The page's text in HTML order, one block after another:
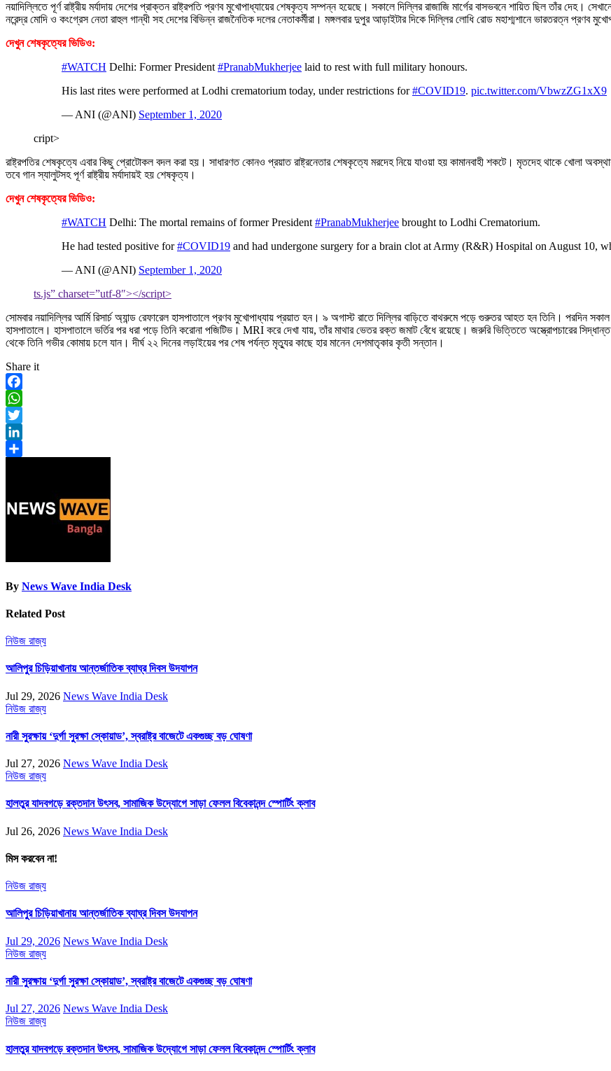
নয়াদিল্লিতে পূর্ণ রাষ্ট্রীয় মর্যাদায় দেশের প্রাক্তন রাষ্ট্রপতি প্রণব মুখোপাধ্যায়ের শেষকৃত্য সম্পন্ন হয়েছে। সকালে দিল্লির রাজাজি মার্গের বাসভবনে শায়িত ছিল তাঁর দেহ। সেখানে
নরেন্দ্র মোদি ও কংগ্রেস নেতা রাহুল গান্ধী সহ দেশের বিভিন্ন রাজনৈতিক দলের নেতাকর্মীরা। মঙ্গলবার দুপুর আড়াইটার দিকে দিল্লির লোধি রোড মহাশ্মশানে ভারতরত্ন প্রণব
দেখুন শেষকৃত্যের ভিডিও:
#WATCH Delhi: Former President #PranabMukherjee laid to rest with full military honours.
His last rites were performed at Lodhi crematorium today, under restrictions for#COVID19. pic.twitter.com/VbwzZG1xX9
— ANI (@ANI) September 1, 2020
cript>
রাষ্ট্রপতির শেষকৃত্যে এবার কিছু প্রোটোকল বদল করা হয়। সাধারণত কোনও প্রয়াত রাষ্ট্রনেতার শেষকৃত্যে মরদেহ নিয়ে যাওয়া হয় কামানবাহী শকটে। মৃতদেহ থাকে খোলা
তবে গান স্যালুটসহ পূর্ণ রাষ্ট্রীয় মর্যাদায়ই হয় শেষকৃত্য।
দেখুন শেষকৃত্যের ভিডিও:
#WATCH Delhi: The mortal remains of former President #PranabMukherjee brought to Lodhi Crematorium.
He had tested positive for#COVID19 and had undergone surgery for a brain clot at Army (R&R) Hospital on August 10,
— ANI (@ANI) September 1, 2020
ts.js” charset=”utf-8″></script>
সোমবার নয়াদিল্লির আর্মি রিসার্চ অ্যান্ড রেফারেল হাসপাতালে প্রণব মুখোপাধ্যায় প্রয়াত হন। ৯ অগাস্ট রাতে দিল্লির বাড়িতে বাথরুমে পড়ে গুরুতর আহত হন তিনি। পরদিন
হাসপাতালে। হাসপাতালে ভর্তির পর ধরা পড়ে তিনি করোনা পজিটিভ। MRI করে দেখা যায়, তাঁর মাথার ভেতর রক্ত জমাট বেঁধে রয়েছে। জরুরি ভিত্তিতে অস্ত্রোপচারের
থেকে তিনি গভীর কোমায় চলে যান। দীর্ঘ ২২ দিনের লড়াইয়ের পর শেষ পর্যন্ত মৃত্যুর কাছে হার মানেন দেশমাতৃকার কৃতী সন্তান।
Share it
Facebook
WhatsApp
Twitter
LinkedIn
By News Wave India Desk
Related Post
নিউজ রাজ্য
আলিপুর চিড়িয়াখানায় আন্তর্জাতিক ব্যাঘ্র দিবস উদযাপন
Jul 29, 2026 News Wave India Desk
নিউজ রাজ্য
নারী সুরক্ষায় ‘দুর্গা সুরক্ষা স্কোয়াড’, স্বরাষ্ট্র বাজেটে একগুচ্ছ বড় ঘোষণা
Jul 27, 2026 News Wave India Desk
নিউজ রাজ্য
হালতুর যাদবগড়ে রক্তদান উৎসব, সামাজিক উদ্যোগে সাড়া ফেলল বিবেকানন্দ স্পোর্টিং ক্লাব
Jul 26, 2026 News Wave India Desk
মিস করবেন না!
নিউজ রাজ্য
আলিপুর চিড়িয়াখানায় আন্তর্জাতিক ব্যাঘ্র দিবস উদযাপন
Jul 29, 2026 News Wave India Desk
নিউজ রাজ্য
নারী সুরক্ষায় ‘দুর্গা সুরক্ষা স্কোয়াড’, স্বরাষ্ট্র বাজেটে একগুচ্ছ বড় ঘোষণা
Jul 27, 2026 News Wave India Desk
নিউজ রাজ্য
হালতুর যাদবগড়ে রক্তদান উৎসব, সামাজিক উদ্যোগে সাড়া ফেলল বিবেকানন্দ স্পোর্টিং ক্লাব